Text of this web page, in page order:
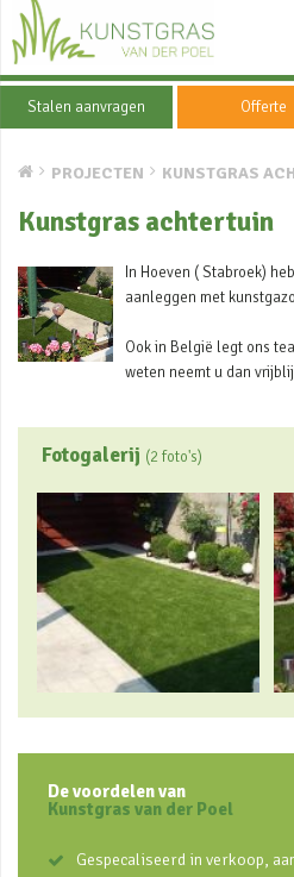
Stalen aanvragen Offerte
PROJECTEN KUNSTGRAS
Kunstgras achtertuin
In Hoeven ( Stabroek)
aanleggen met
Ook in België legt ons
weten neemt u dan
Fotogalerij (2 foto's)
De voordelen van
Kunstgras van der Poel
Gespecaliseerd in verkoop,